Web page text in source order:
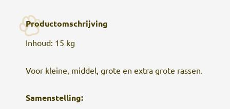
Productomschrijving
Inhoud: 15 kg
Voor kleine, middel, grote en extra grote rassen.
Samenstelling: